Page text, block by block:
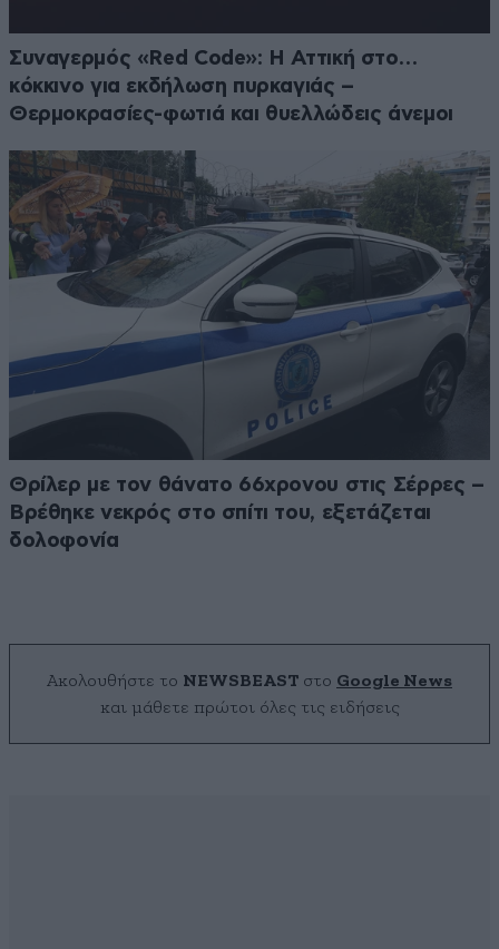
Συναγερμός «Red Code»: Η Αττική στο…
κόκκινο για εκδήλωση πυρκαγιάς –
Θερμοκρασίες-φωτιά και θυελλώδεις άνεμοι
Θρίλερ με τον θάνατο 66χρονου στις Σέρρες –
Βρέθηκε νεκρός στο σπίτι του, εξετάζεται
δολοφονία
Ακολουθήστε το NEWSBEAST στο Google News
και μάθετε πρώτοι όλες τις ειδήσεις